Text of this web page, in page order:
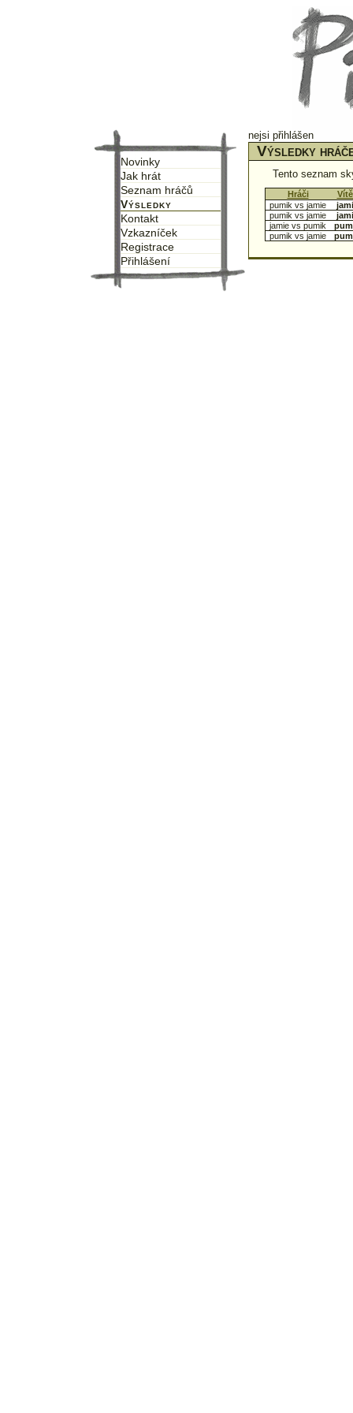
Novinky
Jak hrát
Seznam hráčů
Výsledky
Kontakt
Vzkazníček
Registrace
Přihlášení
nejsi přihlášen
Výsledky
Tento seznam
Hráči↑
pumik vs jamie
pumik vs jamie
jamie vs pumik
pumik vs jamie